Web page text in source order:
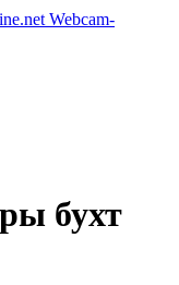
Webcam-
бухт